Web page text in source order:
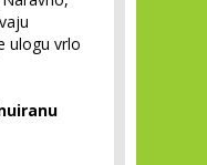
ulogu vrlo